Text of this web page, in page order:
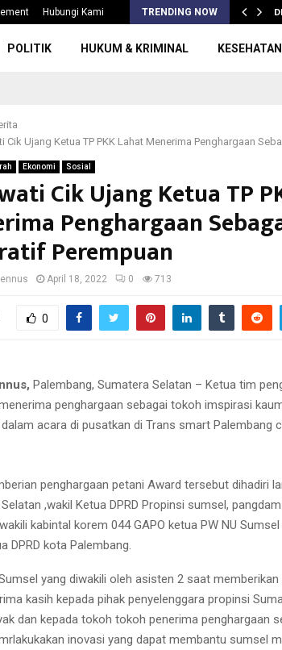
Hubungi Kami TRENDING NOW
2026/2027,…
POLITIK HUKUM & KRIMINAL KESEHATAN
Cik Ujang Ketua TP PKK Lahat Menerima Penghargaan
Ekonomi Sosial
Cik Ujang Ketua TP
Penghargaan
Perempuan
April 18, 2022 0 713
0
Palembang, Sumatera Selatan – Ketua tim
penghargaan sebagai tokoh imspirasi
acara di pusatkan di Trans smart Palembang
penghargaan petani Award tersebut dihadiri
,wakil Ketua DPRD Propinsi sumsel,
kabintal korem 044 GAPO ketua PW NU
DPRD kota Palembang.
yang diwakili oleh asisten 2 saat
kasih kepada pihak penyelenggara propinsi
dan kepada tokoh tokoh penerima penghargaan
inovasi yang dapat membantu sumsel